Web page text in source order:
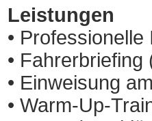
Leistungen
•
•
• Einweisung
• Warm-Up-